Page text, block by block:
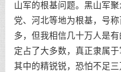
山军的根基问题。黑山军
党、河北等地为根基，号
多，但我相信几十万人是
定占了大多数，真正隶属
其中的精锐锐，恐怕不足三